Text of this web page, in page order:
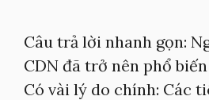
Câu trả lời nhanh gọn:
CDN đã trở nên phổ
Có vài lý do chính: Các